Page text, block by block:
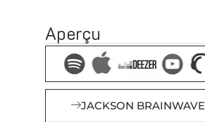
Aperçu
JACKSON BRAINWAVE